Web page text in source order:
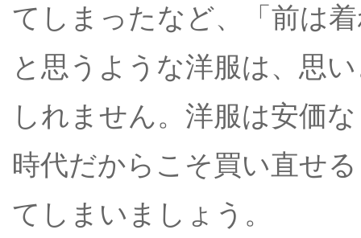
てしまったなど、「前は
と思うような洋服は、思
しれません。洋服は安価
時代だからこそ買い直せ
てしまいましょう。